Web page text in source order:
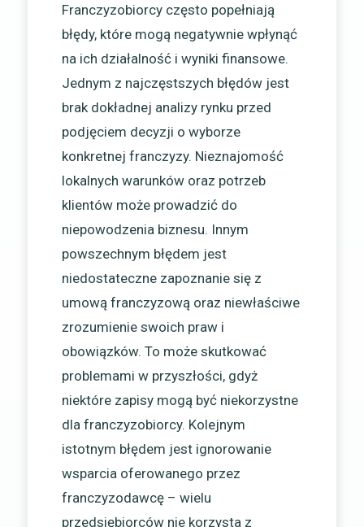
Franczyzobiorcy często popełniają
błędy, które mogą negatywnie wpłynąć
na ich działalność i wyniki finansowe.
Jednym z najczęstszych błędów jest
brak dokładnej analizy rynku przed
podjęciem decyzji o wyborze
konkretnej franczyzy. Nieznajomość
lokalnych warunków oraz potrzeb
klientów może prowadzić do
niepowodzenia biznesu. Innym
powszechnym błędem jest
niedostateczne zapoznanie się z
umową franczyzową oraz niewłaściwe
zrozumienie swoich praw i
obowiązków. To może skutkować
problemami w przyszłości, gdyż
niektóre zapisy mogą być niekorzystne
dla franczyzobiorcy. Kolejnym
istotnym błędem jest ignorowanie
wsparcia oferowanego przez
franczyzodawcę – wielu
przedsiębiorców nie korzysta z